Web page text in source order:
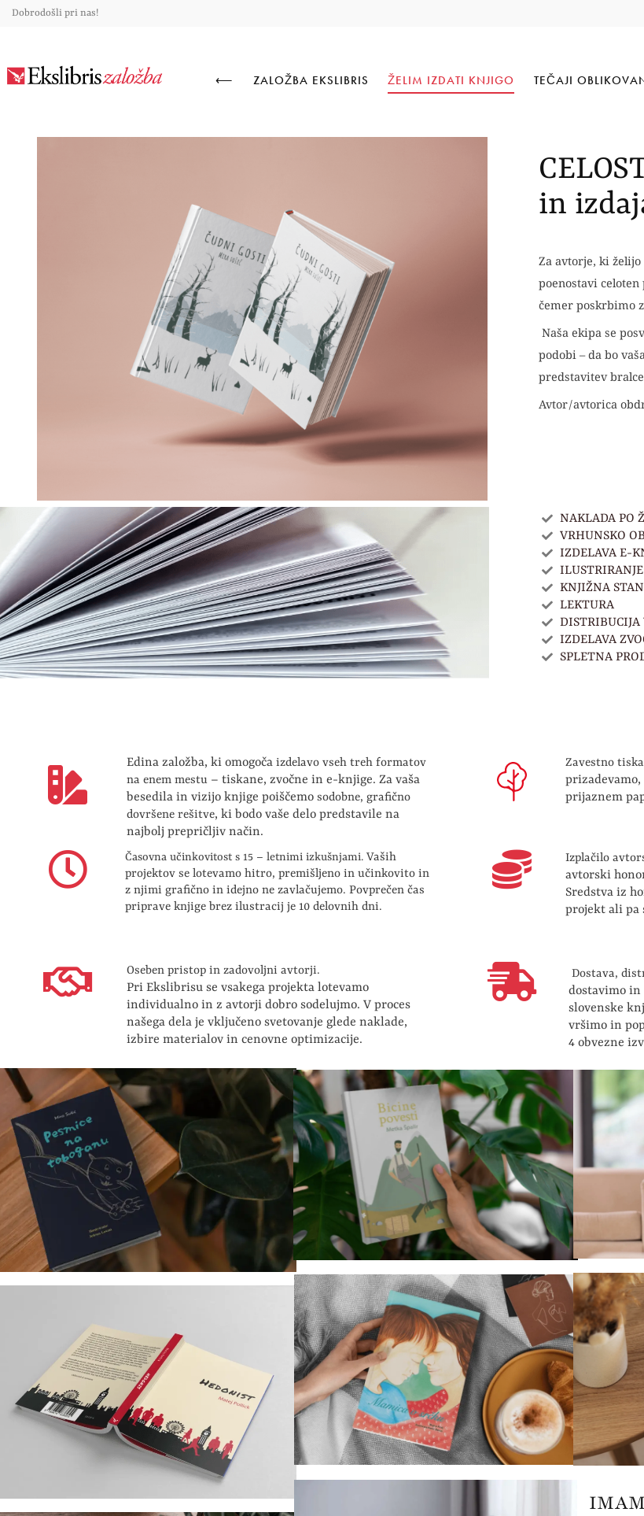
Dobrodošli pri nas!
⟵ ZALOŽBA EKSLIBRIS ŽELIM IZDATI KNJIGO TEČAJI
in
Za avtorje, ki
poenostavi
čemer poskrbimo
Naša ekipa se
podobi – da bo
predstavitev
Avtor/avtorica
NAKLADA PO
VRHUNSKO
IZDELAVA E-
ILUSTRIRANJE
KNJIŽNA
LEKTURA
DISTRIBUCIJA
IZDELAVA
SPLETNA
Edina založba, ki omogoča izdelavo vseh treh formatov
na enem mestu– tiskane, zvočne in e-knjige. Za vaša
besedila in vizijo knjige poiščemo sodobne, grafično
dovršene rešitve, ki bodo vaše delo predstavile na
najbolj prepričljiv način.
Zavestno
prijaznem
Časovna učinkovitost s 15 – letnimi izkušnjami. Vaših
projektov se lotevamo hitro, premišljeno in učinkovito in
z njimi grafično in idejno ne zavlačujemo. Povprečen čas
priprave knjige brez ilustracij je 10 delovnih dni.
Izplačilo
avtorski
Sredstva iz
projekt ali pa
Oseben pristop in zadovoljni avtorji.
Pri Ekslibrisu se vsakega projekta lotevamo
individualno in z avtorji dobro sodelujmo. V proces
našega dela je vključeno svetovanje glede naklade,
izbire materialov in cenovne optimizacije.
Dostava,
dostavimo in
slovenske
vršimo in
4 obvezne